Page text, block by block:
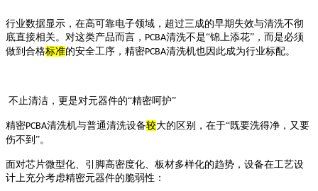
行业数据显示，在高可靠电子领域，超过三成的早期失效与清洗不彻
底直接相关。对这类产品而言， PCBA清洗不是“锦上添花”，而是必须
做到合格标准的安全工序，精密PCBA清洗机也因此成为行业标配。
不止清洁，更是对元器件的“精密呵护”
精密PCBA清洗机与普通清洗设备较大的区别，在于“既要洗得净，又要
伤不到”。
面对芯片微型化、引脚高密度化、板材多样化的趋势，设备在工艺设
计上充分考虑精密元器件的脆弱性：